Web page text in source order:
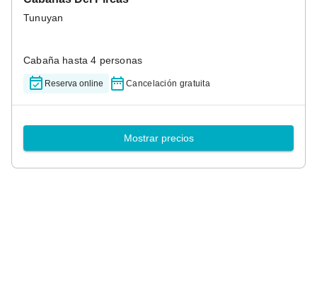
Tunuyan
Cabaña hasta 4 personas
Reserva online Cancelación gratuita
Mostrar precios